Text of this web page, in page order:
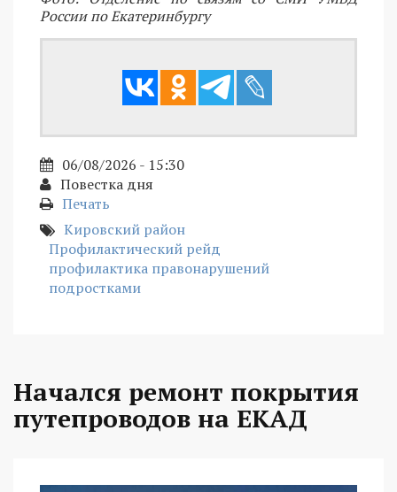
России по Екатеринбургу
06/08/2026 - 15:30
Повестка дня
Печать
Кировский район
Профилактический рейд
профилактика правонарушений
подростками
Начался ремонт покрытия
путепроводов на ЕКАД